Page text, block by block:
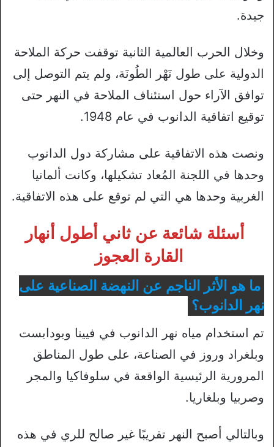
جيدة.
وخلال الحرب العالمية الثانية توقفت حركة الملاحة
الدولية على طول نَهْر الطُونَة، ولم يتم التوصل إلى
توافق الآراء حول استئناف الملاحة في النهر حتى
توقيع اتفاقية الدانوب في عام 1948.
ونصت هذه الاتفاقية على مشاركة دول الدانوب
وحدها في اللجنة المُعاد تشكيلها، وكانت ألمانيا
الغربية وحدها هي التي لم توقع على هذه الاتفاقية.
أسئلة شائعة عن ثاني أطول أنهار
القارة العجوز
ما هو الأثر الناجم عن النهضة الصناعية على
نهر الدانوب؟
تم استخدام مياه نهر الدانوب في فيينا وبودابست
وبلغراد وروز في الصناعة، على طول المناطق
المرورية الرئيسية الواقعة في سلوفاكيا والمجر
وصربيا وبلغاريا.
وبالتالي أصبح النهر تقريبًا غير صالح للري في هذه